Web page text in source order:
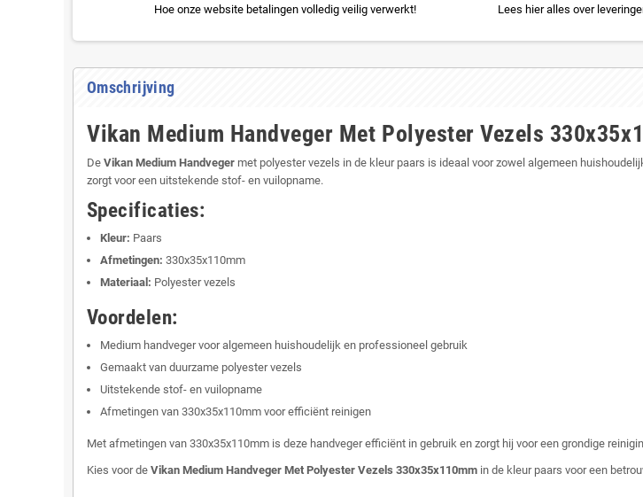
Hoe onze website betalingen volledig veilig verwerkt!
Lees hier alles over
Omschrijving
Vikan Medium Handveger Met Polyester Vezels
De Vikan Medium Handveger met polyester vezels in de kleur paars is ideaal voor zowel algemeen
zorgt voor een uitstekende stof- en vuilopname.
Specificaties:
Kleur: Paars
Afmetingen: 330x35x110mm
Materiaal: Polyester vezels
Voordelen:
Medium handveger voor algemeen huishoudelijk en professioneel gebruik
Gemaakt van duurzame polyester vezels
Uitstekende stof- en vuilopname
Afmetingen van 330x35x110mm voor efficiënt reinigen
Met afmetingen van 330x35x110mm is deze handveger efficiënt in gebruik en zorgt hij voor een grondige
Kies voor de Vikan Medium Handveger Met Polyester Vezels 330x35x110mm in de kleur paars voor een